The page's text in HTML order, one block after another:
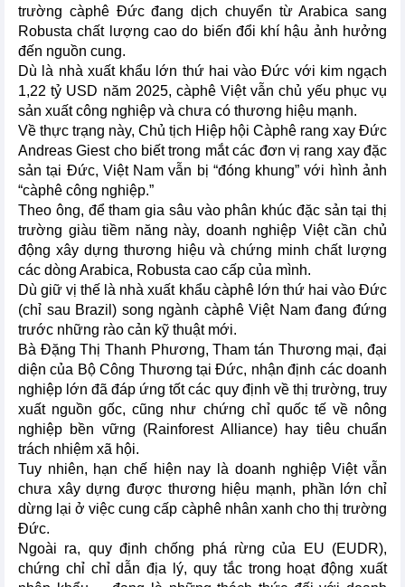
trường càphê Đức đang dịch chuyển từ Arabica sang
Robusta chất lượng cao do biến đổi khí hậu ảnh hưởng
đến nguồn cung.
Dù là nhà xuất khẩu lớn thứ hai vào Đức với kim ngạch
1,22 tỷ USD năm 2025, càphê Việt vẫn chủ yếu phục vụ
sản xuất công nghiệp và chưa có thương hiệu mạnh.
Về thực trạng này, Chủ tịch Hiệp hội Càphê rang xay Đức
Andreas Giest cho biết trong mắt các đơn vị rang xay đặc
sản tại Đức, Việt Nam vẫn bị “đóng khung” với hình ảnh
“càphê công nghiệp.”
Theo ông, để tham gia sâu vào phân khúc đặc sản tại thị
trường giàu tiềm năng này, doanh nghiệp Việt cần chủ
động xây dựng thương hiệu và chứng minh chất lượng
các dòng Arabica, Robusta cao cấp của mình.
Dù giữ vị thế là nhà xuất khẩu càphê lớn thứ hai vào Đức
(chỉ sau Brazil) song ngành càphê Việt Nam đang đứng
trước những rào cản kỹ thuật mới.
Bà Đặng Thị Thanh Phương, Tham tán Thương mại, đại
diện của Bộ Công Thương tại Đức, nhận định các doanh
nghiệp lớn đã đáp ứng tốt các quy định về thị trường, truy
xuất nguồn gốc, cũng như chứng chỉ quốc tế về nông
nghiệp bền vững (Rainforest Alliance) hay tiêu chuẩn
trách nhiệm xã hội.
Tuy nhiên, hạn chế hiện nay là doanh nghiệp Việt vẫn
chưa xây dựng được thương hiệu mạnh, phần lớn chỉ
dừng lại ở việc cung cấp càphê nhân xanh cho thị trường
Đức.
Ngoài ra, quy định chống phá rừng của EU (EUDR),
chứng chỉ chỉ dẫn địa lý, quy tắc trong hoạt động xuất